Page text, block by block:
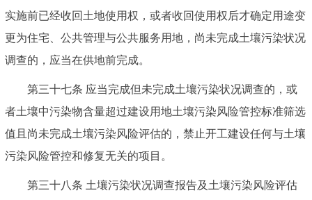
实施前已经收回土地使用权，或者收回使用权后才确定用途变
更为住宅、公共管理与公共服务用地，尚未完成土壤污染状况
调查的，应当在供地前完成。
第三十七条 应当完成但未完成土壤污染状况调查的，或
者土壤中污染物含量超过建设用地土壤污染风险管控标准筛选
值且尚未完成土壤污染风险评估的，禁止开工建设任何与土壤
污染风险管控和修复无关的项目。
第三十八条 土壤污染状况调查报告及土壤污染风险评估